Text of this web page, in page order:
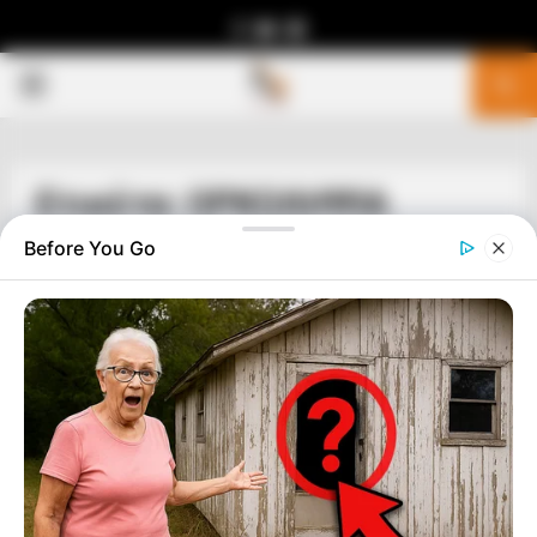
Ετικέτα: ΟΡΚΟΛΗΨΙΑ
Before You Go